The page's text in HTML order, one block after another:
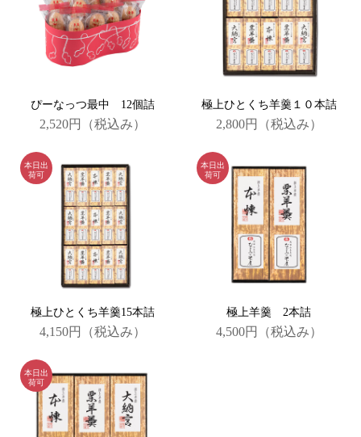
ぴーなっつ最中 12個詰
2,520円 （税込み）
極上ひとくち羊羹１０本詰
2,800円 （税込み）
極上ひとくち羊羹15本詰
4,150円 （税込み）
極上羊羹 2本詰
4,500円 （税込み）